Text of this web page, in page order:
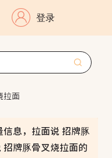
登录
拉面
息，拉面说 招牌豚
牌豚骨叉烧拉面的